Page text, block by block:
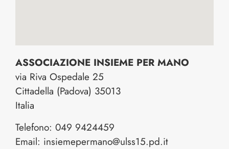
ASSOCIAZIONE INSIEME PER MANO
via Riva Ospedale 25
Cittadella (Padova) 35013
Italia
Telefono: 049 9424459
Email: insiemepermano@ulss15.pd.it